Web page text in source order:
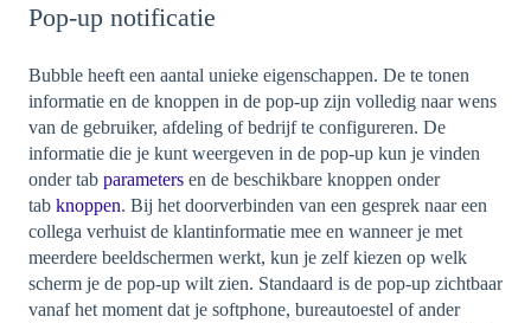
Pop-up notificatie
Bubble heeft een aantal unieke eigenschappen. De te tonen
informatie en de knoppen in de pop-up zijn volledig naar wens
van de gebruiker, afdeling of bedrijf te configureren. De
informatie die je kunt weergeven in de pop-up kun je vinden
onder tab parameters en de beschikbare knoppen onder
tab knoppen. Bij het doorverbinden van een gesprek naar een
collega verhuist de klantinformatie mee en wanneer je met
meerdere beeldschermen werkt, kun je zelf kiezen op welk
scherm je de pop-up wilt zien. Standaard is de pop-up zichtbaar
vanaf het moment dat je softphone, bureautoestel of ander